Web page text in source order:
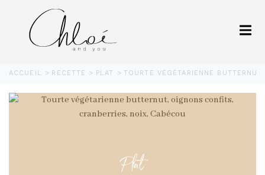
ACCUEIL RECETTE PLAT TOURTE VÉGÉTARIENNE
Plat